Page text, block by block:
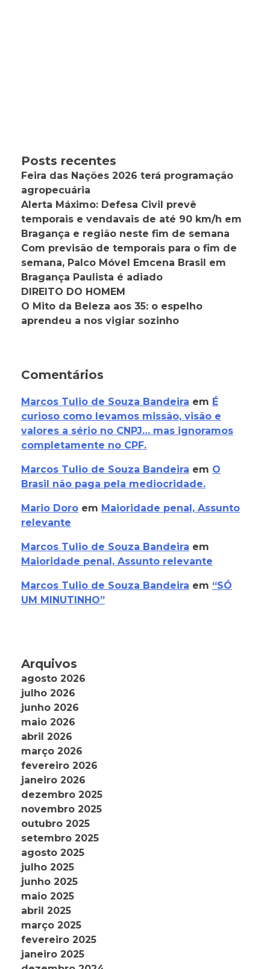
Posts recentes
Feira das Nações 2026 terá programação
agropecuária
Alerta Máximo: Defesa Civil prevê
temporais e vendavais de até 90 km/h em
Bragança e região neste fim de semana
Com previsão de temporais para o fim de
semana, Palco Móvel Emcena Brasil em
Bragança Paulista é adiado
DIREITO DO HOMEM
O Mito da Beleza aos 35: o espelho
aprendeu a nos vigiar sozinho
Comentários
Marcos Tulio de Souza Bandeira em É
curioso como levamos missão, visão e
valores a sério no CNPJ… mas ignoramos
completamente no CPF.
Marcos Tulio de Souza Bandeira em O
Brasil não paga pela mediocridade.
Mario Doro em Maioridade penal, Assunto
relevante
Marcos Tulio de Souza Bandeira em
Maioridade penal, Assunto relevante
Marcos Tulio de Souza Bandeira em “SÓ
UM MINUTINHO”
Arquivos
agosto 2026
julho 2026
junho 2026
maio 2026
abril 2026
março 2026
fevereiro 2026
janeiro 2026
dezembro 2025
novembro 2025
outubro 2025
setembro 2025
agosto 2025
julho 2025
junho 2025
maio 2025
abril 2025
março 2025
fevereiro 2025
janeiro 2025